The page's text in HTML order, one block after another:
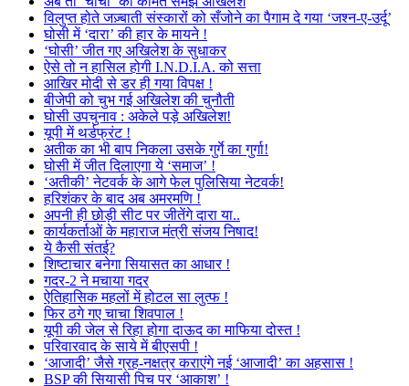
विलुप्त होते जज़्बाती संस्कारों को सँजोने का पैगाम दे गया ‘जश्न-ए-उर्दू’
घोसी में ‘दारा’ की हार के मायने !
‘घोसी’ जीत गए अखिलेश के सुधाकर
ऐसे तो न हासिल होगी I.N.D.I.A. को सत्ता
आखिर मोदी से डर ही गया विपक्ष !
बीजेपी को चुभ गई अखिलेश की चुनौती
घोसी उपचुनाव : अकेले पड़े अखिलेश!
यूपी में थर्डफ्रंट !
अतीक का भी बाप निकला उसके गुर्गे का गुर्गा!
घोसी में जीत दिलाएगा ये ‘समाज’ !
‘अतीकी’ नेटवर्क के आगे फेल पुलिसिया नेटवर्क!
हरिशंकर के बाद अब अमरमणि !
अपनी ही छोड़ी सीट पर जीतेंगे दारा या..
कार्यकर्ताओं के महाराज मंत्री संजय निषाद!
ये कैसी संतई?
शिष्टाचार बनेगा सियासत का आधार !
गदर-2 ने मचाया गदर
ऐतिहासिक महलों में होटल सा लुत्फ !
फिर ठगे गए चाचा शिवपाल !
यूपी की जेल से रिहा होगा दाऊद का माफिया दोस्त !
परिवारवाद के साये में बीएसपी !
‘आजादी’ जैसे ग्रह-नक्षत्र कराएंगे नई ‘आजादी’ का अहसास !
BSP की सियासी पिच पर ‘आकाश’ !